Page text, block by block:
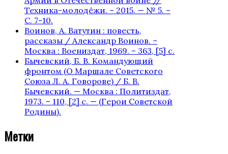
Техника-молодёжи. – 2015. — № 5. –
С. 7-10.
Воинов, А. Ватутин : повесть,
рассказы / Александр Воинов. –
Москва : Воениздат, 1969. – 363, [5] с.
Бычевский, Б. В. Командующий
фронтом (О Маршале Советского
Союза Л. А. Говорове) / Б. В.
Бычевский. — Москва : Политиздат,
1973. – 110, [2] с. — (Герои Советской
Родины).
Метки